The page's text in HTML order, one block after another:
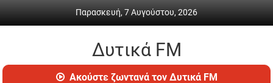
Παρασκευή, 7 Αυγούστου, 2026
Δυτικά FM
Ραδιόφωνο
Ακούστε ζωντανά τον Δυτικά FM